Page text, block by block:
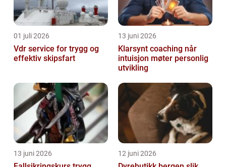
01 juli 2026
Vdr service for trygg og
effektiv skipsfart
13 juni 2026
Klarsynt coaching når
intuisjon møter personlig
utvikling
13 juni 2026 12 juni 2026